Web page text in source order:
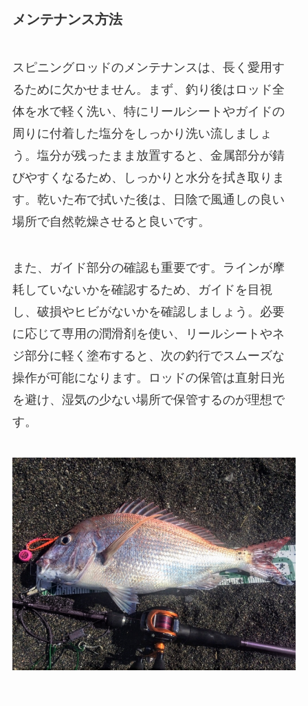
X」などは、コストパフォーマンスが高く、初心者
めたい方にも向いています。
また、メジャークラフトの「ソルパラ」シリーズ
も、リーズナブルでありながら高感度なティップ
を備えており、しっかりとアタリをキャッチでき
る仕様です。価格帯を抑えつつも、必要な性能は
揃っているため、これからタイラバ釣りを始める
りに行く方や大物を狙う方は、少し上位のモデル
も検討してみると良いでしょう。
メンテナンス方法
スピニングロッドのメンテナンスは、長く愛用す
るために欠かせません。まず、釣り後はロッド全
周りに付着した塩分をしっかり洗い流しましょ
う。塩分が残ったまま放置すると、金属部分が錆
びやすくなるため、しっかりと水分を拭き取りま
す。乾いた布で拭いた後は、日陰で風通しの良い
場所で自然乾燥させると良いです。
また、ガイド部分の確認も重要です。ラインが摩
耗していないかを確認するため、ガイドを目視
し、破損やヒビがないかを確認しましょう。必要